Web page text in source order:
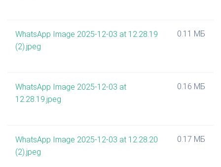
WhatsApp Image 2025-12-03 at 12.28.19
(2).jpeg
0.11 МБ
WhatsApp Image 2025-12-03 at
12.28.19.jpeg
0.16 МБ
WhatsApp Image 2025-12-03 at 12.28.20
(2).jpeg
0.17 МБ